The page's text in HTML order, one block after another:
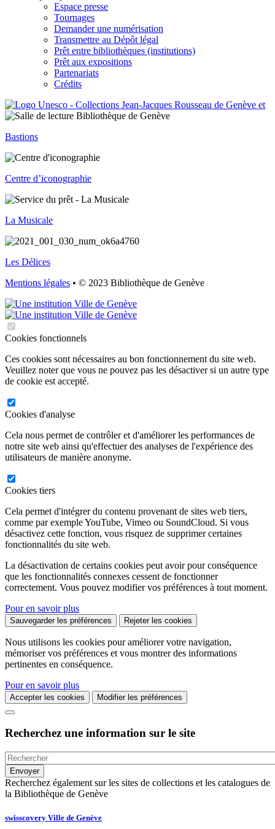
Espace presse
Tournages
Demander une numérisation
Transmettre au Dépôt légal
Prêt entre bibliothèques (institutions)
Prêt aux expositions
Partenariats
Crédits
Bastions
Centre d’iconographie
La Musicale
Les Délices
Mentions légales • © 2023 Bibliothèque de Genève
Cookies fonctionnels
Ces cookies sont nécessaires au bon fonctionnement du site web.
Veuillez noter que vous ne pouvez pas les désactiver si un autre type
de cookie est accepté.
Cookies d'analyse
Cela nous permet de contrôler et d'améliorer les performances de
notre site web ainsi qu'effectuer des analyses de l'expérience des
utilisateurs de manière anonyme.
Cookies tiers
Cela permet d'intégrer du contenu provenant de sites web tiers,
comme par exemple YouTube, Vimeo ou SoundCloud. Si vous
désactivez cette fonction, vous risquez de supprimer certaines
fonctionnalités du site web.
La désactivation de certains cookies peut avoir pour conséquence
que les fonctionnalités connexes cessent de fonctionner
correctement. Vous pouvez modifier vos préférences à tout moment.
Pour en savoir plus
Sauvegarder les préférences Rejeter les cookies
Nous utilisons les cookies pour améliorer votre navigation,
mémoriser vos préférences et vous montrer des informations
pertinentes en conséquence.
Pour en savoir plus
Accepter les cookies Modifier les préférences
Recherchez une information sur le site
Recherchez également sur les sites de collections et les catalogues de
la Bibliothèque de Genève
swisscovery Ville de Genève